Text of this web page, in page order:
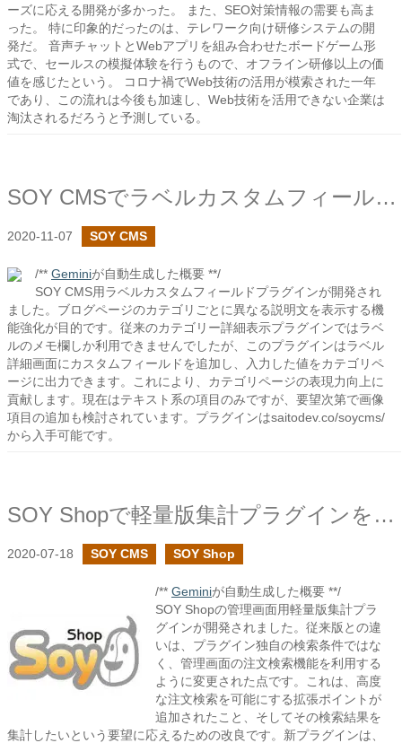
ーズに応える開発が多かった。 また、SEO対策情報の需要も高ま
った。 特に印象的だったのは、テレワーク向け研修システムの開
発だ。 音声チャットとWebアプリを組み合わせたボードゲーム形
式で、セールスの模擬体験を行うもので、オフライン研修以上の価
値を感じたという。 コロナ禍でWeb技術の活用が模索された一年
であり、この流れは今後も加速し、Web技術を活用できない企業は
淘汰されるだろうと予測している。
SOY CMSでラベルカスタムフィールドを作成しました
2020-11-07 SOY CMS
/** Geminiが自動生成した概要 **/
SOY CMS用ラベルカスタムフィールドプラグインが開発され
ました。ブログページのカテゴリごとに異なる説明文を表示する機
能強化が目的です。従来のカテゴリー詳細表示プラグインではラベ
ルのメモ欄しか利用できませんでしたが、このプラグインはラベル
詳細画面にカスタムフィールドを追加し、入力した値をカテゴリペ
ージに出力できます。これにより、カテゴリページの表現力向上に
貢献します。現在はテキスト系の項目のみですが、要望次第で画像
項目の追加も検討されています。プラグインはsaitodev.co/soycms/
から入手可能です。
SOY Shopで軽量版集計プラグインを作成しました
2020-07-18 SOY CMS SOY Shop
/** Geminiが自動生成した概要 **/
SOY Shopの管理画面用軽量版集計プラ
グインが開発されました。従来版との違
いは、プラグイン独自の検索条件ではな
く、管理画面の注文検索機能を利用する
ように変更された点です。これは、高度
な注文検索を可能にする拡張ポイントが
追加されたこと、そしてその検索結果を
集計したいという要望に応えるための改良です。新プラグインは、